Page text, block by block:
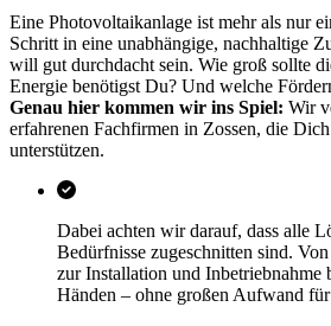
Eine Photovoltaikanlage ist mehr als nur
Schritt in eine unabhängige, nachhaltige
will gut durchdacht sein. Wie groß sollte
Energie benötigst Du? Und welche
Genau hier kommen wir ins Spiel: Wir
erfahrenen Fachfirmen in Zossen, die
unterstützen.
Dabei achten wir darauf, dass alle
Bedürfnisse zugeschnitten sind.
zur Installation und Inbetriebnahme
Händen – ohne großen Aufwand